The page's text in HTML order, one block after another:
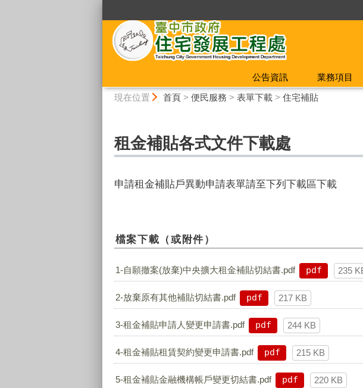
公告資訊 業務項目
現在位置 首頁> 便民服務 > 表單下載> 住宅補貼
租金補貼各式文件下載處
申請租金補貼戶異動申請表單請至下列下載區下載
檔案下載（或附件）
1-自願撤案(放棄)中央擴大租金補貼切結書.pdf pdf 235
2-放棄原有其他補貼切結書.pdf pdf 217 KB
3-租金補貼申請人變更申請書.pdf pdf 244 KB
4-租金補貼租賃契約變更申請書.pdf pdf 215 KB
5-租金補貼金融機構帳戶變更切結書.pdf pdf 220 KB